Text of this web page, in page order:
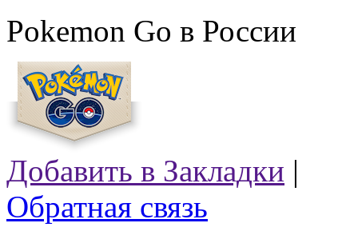
Pokemon Go в России
Добавить в Закладки |
Обратная связь